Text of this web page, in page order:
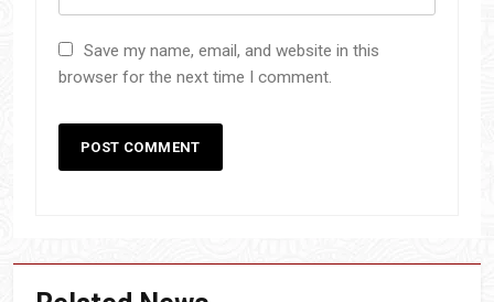
Save my name, email, and website in this
browser for the next time I comment.